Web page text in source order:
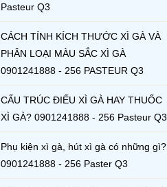
Pasteur Q3
CÁCH TÍNH KÍCH THƯỚC XÌ GÀ VÀ
PHÂN LOẠI MÀU SẮC XÌ GÀ
0901241888 - 256 PASTEUR Q3
CẤU TRÚC ĐIẾU XÌ GÀ HAY THUỐC
XÌ GÀ? 0901241888 - 256 Pasteur Q3
Phụ kiện xì gà, hút xì gà có những gì?
0901241888 - 256 Paster Q3